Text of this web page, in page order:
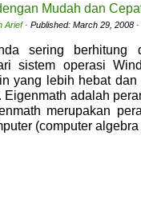
Mudah dan
Arief· Published: March 29, 2008
sering berhitung
sistem operasi
yang lebih hebat
Eigenmath adalah
merupakan
(computer